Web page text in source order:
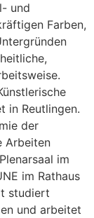
und
Farben,
in Reutlingen.
der
Arbeiten
im
im Rathaus
studiert
und arbeitet